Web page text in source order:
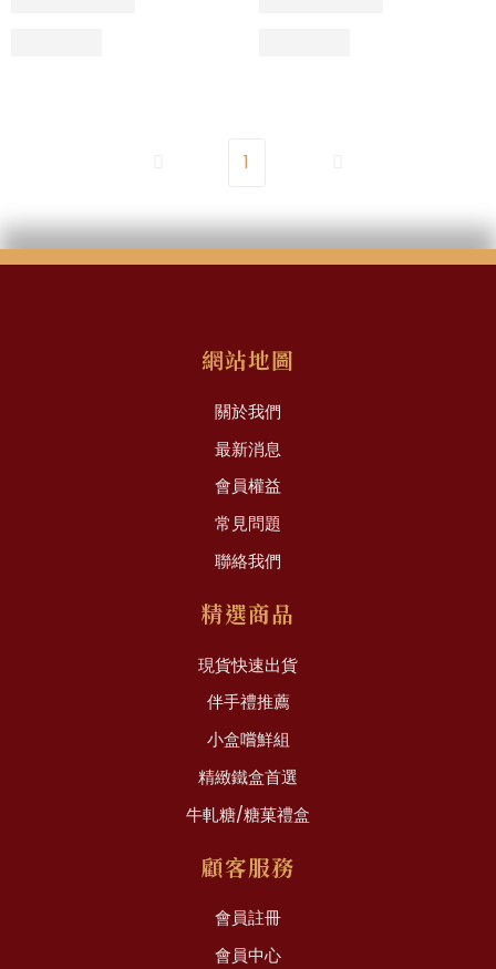
1
網站地圖
關於我們
最新消息
會員權益
常見問題
聯絡我們
精選商品
現貨快速出貨
伴手禮推薦
小盒嚐鮮組
精緻鐵盒首選
牛軋糖/糖菓禮盒
顧客服務
會員註冊
會員中心